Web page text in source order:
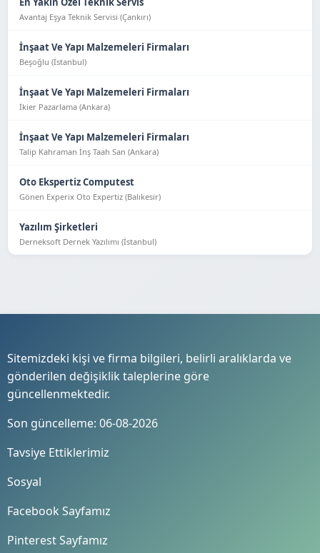
Avantaj Eşya Tekni̇k Servi̇si̇ (Çankırı)
İnşaat Ve Yapı Malzemeleri Firmaları
Beşoğlu (İstanbul)
İnşaat Ve Yapı Malzemeleri Firmaları
İkier Pazarlama (Ankara)
İnşaat Ve Yapı Malzemeleri Firmaları
Talip Kahraman İnş Taah San (Ankara)
Oto Ekspertiz Computest
Gönen Experix Oto Expertiz (Balıkesir)
Yazılım Şirketleri
Derneksoft Dernek Yazılımı (İstanbul)
Sitemizdeki kişi ve firma bilgileri, belirli aralıklarda ve
gönderilen değişiklik taleplerine göre
güncellenmektedir.
Son güncelleme: 06-08-2026
Tavsiye Ettiklerimiz
Sosyal
Facebook Sayfamız
Pinterest Sayfamız